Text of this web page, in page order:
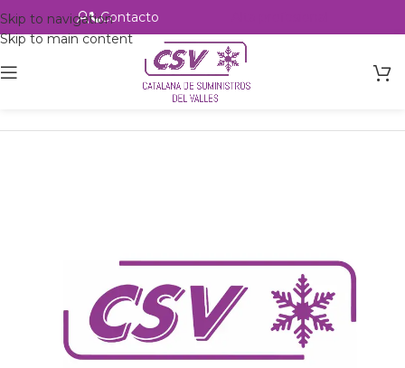
Skip to navigation
Skip to main content
Contacto
Intercambio